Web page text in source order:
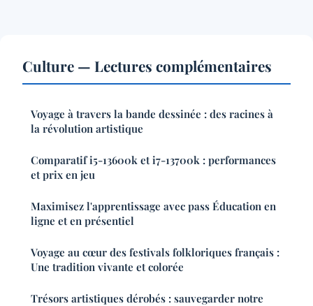
Culture — Lectures complémentaires
Voyage à travers la bande dessinée : des racines à
la révolution artistique
Comparatif i5-13600k et i7-13700k : performances
et prix en jeu
Maximisez l'apprentissage avec pass Éducation en
ligne et en présentiel
Voyage au cœur des festivals folkloriques français :
Une tradition vivante et colorée
Trésors artistiques dérobés : sauvegarder notre